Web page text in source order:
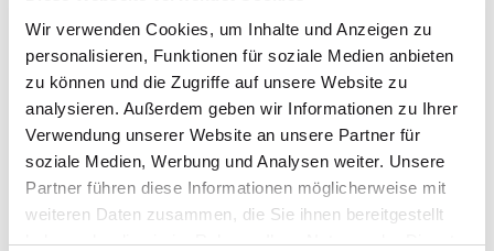
Wir verwenden Cookies, um Inhalte und Anzeigen zu
personalisieren, Funktionen für soziale Medien anbieten
zu können und die Zugriffe auf unsere Website zu
analysieren. Außerdem geben wir Informationen zu Ihrer
Verwendung unserer Website an unsere Partner für
soziale Medien, Werbung und Analysen weiter. Unsere
Partner führen diese Informationen möglicherweise mit
weiteren Daten zusammen, die Sie ihnen bereitgestellt
haben oder die sie im Rahmen Ihrer Nutzung der Dienste
sichtbar durch die Region.
Das Projekt zeigt, dass nachhaltiges Recycling
und starke Gestaltung perfekt
zusammenpassen.